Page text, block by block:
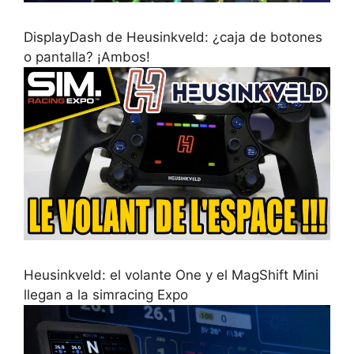
DisplayDash de Heusinkveld: ¿caja de botones
o pantalla? ¡Ambos!
Heusinkveld: el volante One y el MagShift Mini
llegan a la simracing Expo